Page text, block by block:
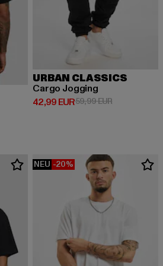
24,99 EUR
URBAN CLASSICS
Cargo Jogging
42,99 EUR
Derzeitiger Preis: 42,99 EUR
59,99 EURAktionspreis:
NEU -20%